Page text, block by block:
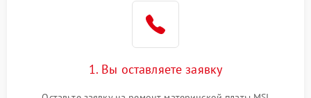
1. Вы оставляете заявку